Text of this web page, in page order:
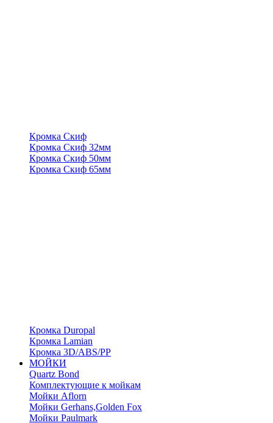
Кромка Скиф
Кромка Скиф 32мм
Кромка Скиф 50мм
Кромка Скиф 65мм
Кромка Duropal
Кромка Lamian
Кромка 3D/ABS/PP
МОЙКИ
Quartz Bond
Комплектующие к мойкам
Мойки Aflorn
Мойки Gerhans,Golden Fox
Мойки Paulmark